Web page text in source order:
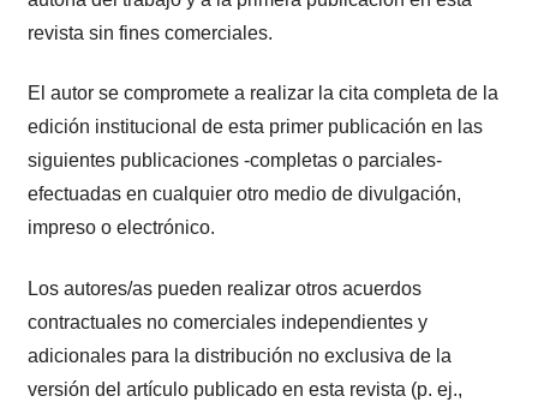
revista sin fines comerciales.
El autor se compromete a realizar la cita completa de la
edición institucional de esta primer publicación en las
siguientes publicaciones -completas o parciales-
efectuadas en cualquier otro medio de divulgación,
impreso o electrónico.
Los autores/as pueden realizar otros acuerdos
contractuales no comerciales independientes y
adicionales para la distribución no exclusiva de la
versión del artículo publicado en esta revista (p. ej.,